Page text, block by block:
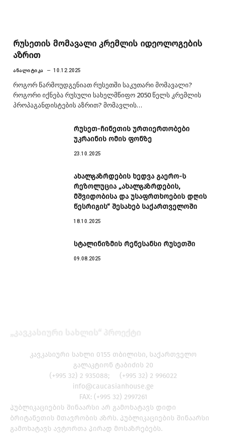
რუსეთის მომავალი კრემლის იდეოლოგების
აზრით
ᲐᲜᲐᲚᲘᲢᲘᲙᲐ 10.12.2025
როგორ წარმოუდგენიათ რუსეთში საკუთარი მომავალი?
როგორი იქნება რუსული სახელმწიფო 2050 წელს კრემლის
პროპაგანდისტების აზრით? მომავლის…
რუსეთ-ჩინეთის ურთიერთობები
უკრაინის ომის ფონზე
23.10.2025
ახალგაზრდების ხედვა გაერო-ს
რეზოლუცია „ახალგაზრდების,
მშვიდობისა და უსაფრთხოების დღის
წესრიგის“ შესახებ საქართველოში
18.10.2025
სტალინიზმის რენესანსი რუსეთში
09.08.2025
კავკასიური სახლი 0155 თბილისი, საქართველო
გალაკტიონ ტაბიძის 20
(+995 32) 2 935088; (+995 32) 2 996022
info@caucasianhouse.ge
FAX: (+995 32) 2997261
პუბლიკაციების შინაარსი არ გამოხატავს დიდი
ბრიტანეთის მთავრობის აზრს. პუბლიკაციების შინაარსი
გამოხატავს ავტორთა პირად მოსაზრებებს.